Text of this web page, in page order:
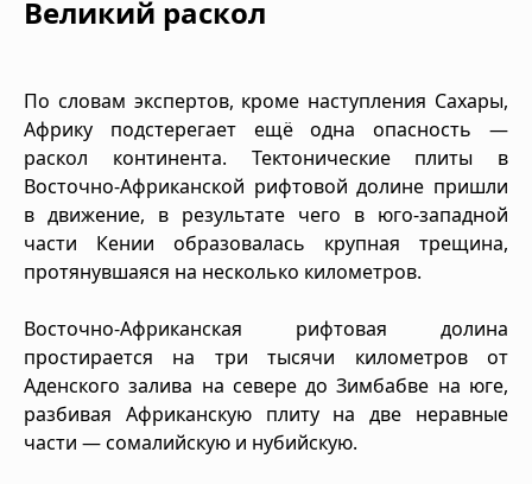
Великий раскол
По словам экспертов, кроме наступления Сахары,
Африку подстерегает ещё одна опасность —
раскол континента. Тектонические плиты в
Восточно-Африканской рифтовой долине пришли
в движение, в результате чего в юго-западной
части Кении образовалась крупная трещина,
протянувшаяся на несколько километров.
Восточно-Африканская рифтовая долина
простирается на три тысячи километров от
Аденского залива на севере до Зимбабве на юге,
разбивая Африканскую плиту на две неравные
части — сомалийскую и нубийскую.